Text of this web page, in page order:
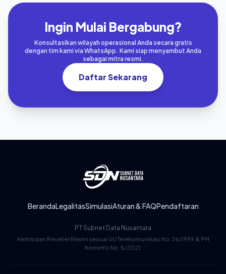
Ingin Mulai Bergabung?
Konsultasikan wilayah operasional Anda secara gratis
dengan tim kami via WhatsApp. Kami siap menyambut Anda
sebagai mitra resmi.
Daftar Sekarang
BerandaLegalitasSimulasiAturan & FAQPendaftaran
PT Subnet Data Nusantara
Kemitraan Reseller Resmi sesuai UU Telekomunikasi No. 36/1999 & PM
Kominfo No. 5/2021.